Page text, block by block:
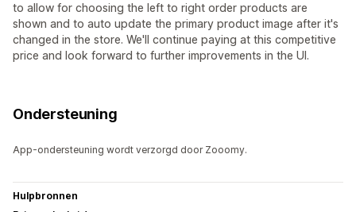
to allow for choosing the left to right order products are
shown and to auto update the primary product image after it's
changed in the store. We'll continue paying at this competitive
price and look forward to further improvements in the UI.
Ondersteuning
App-ondersteuning wordt verzorgd door Zooomy.
Hulpbronnen